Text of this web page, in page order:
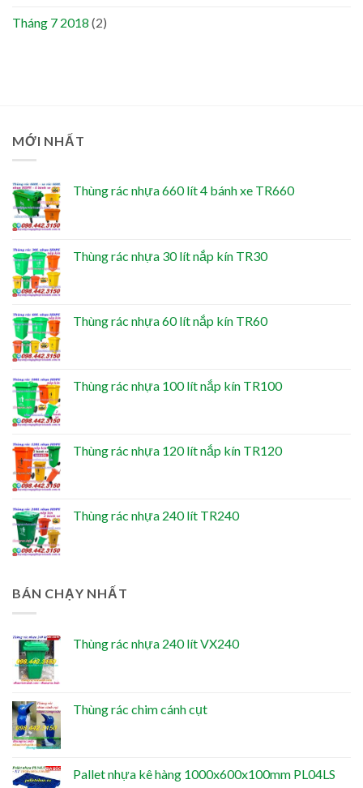
Tháng 7 2018 (2)
MỚI NHẤT
Thùng rác nhựa 660 lít 4 bánh xe TR660
Thùng rác nhựa 30 lít nắp kín TR30
Thùng rác nhựa 60 lít nắp kín TR60
Thùng rác nhựa 100 lít nắp kín TR100
Thùng rác nhựa 120 lít nắp kín TR120
Thùng rác nhựa 240 lít TR240
BÁN CHẠY NHẤT
Thùng rác nhựa 240 lít VX240
Thùng rác chim cánh cụt
Pallet nhựa kê hàng 1000x600x100mm PL04LS